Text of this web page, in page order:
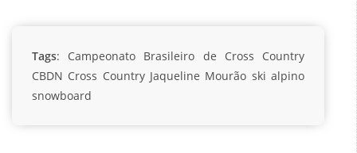
Tags: Campeonato Brasileiro de Cross Country
CBDN Cross Country Jaqueline Mourão ski alpino
snowboard